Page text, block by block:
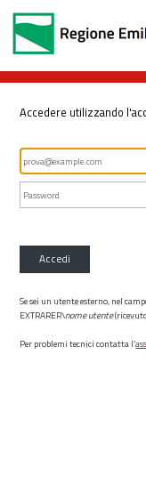
Accedere utilizzando
Accedi
Se sei un utente esterno, nel
EXTRARER\nome utente
Per problemi tecnici contatta l’